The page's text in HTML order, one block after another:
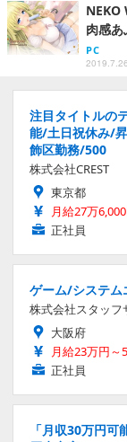
NEKO
肉感
PC
注目タイトルの
能/土日祝休み/
飾区勤務/500
株式会社CREST
東京都
月給27万
正社員
ゲーム/システ
株式会社スタッフ
大阪府
月給23万円～
正社員
「月収30万円